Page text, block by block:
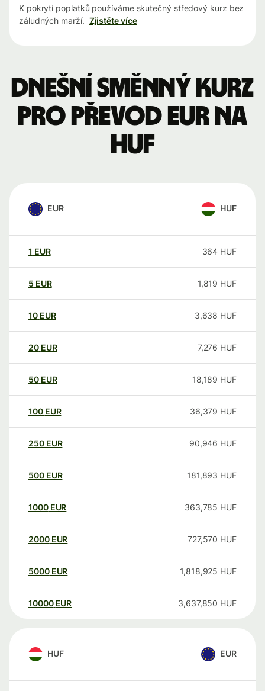
K pokrytí poplatků používáme skutečný středový kurz bez
záludných marží. Zjistěte více
Dnešní směnný kurz
pro převod EUR na
HUF
EUR HUF
1 EUR 364 HUF
5 EUR 1,819 HUF
10 EUR 3,638 HUF
20 EUR 7,276 HUF
50 EUR 18,189 HUF
100 EUR 36,379 HUF
250 EUR 90,946 HUF
500 EUR 181,893 HUF
1000 EUR 363,785 HUF
2000 EUR 727,570 HUF
5000 EUR 1,818,925 HUF
10000 EUR 3,637,850 HUF
HUF EUR